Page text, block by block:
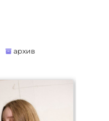
архив